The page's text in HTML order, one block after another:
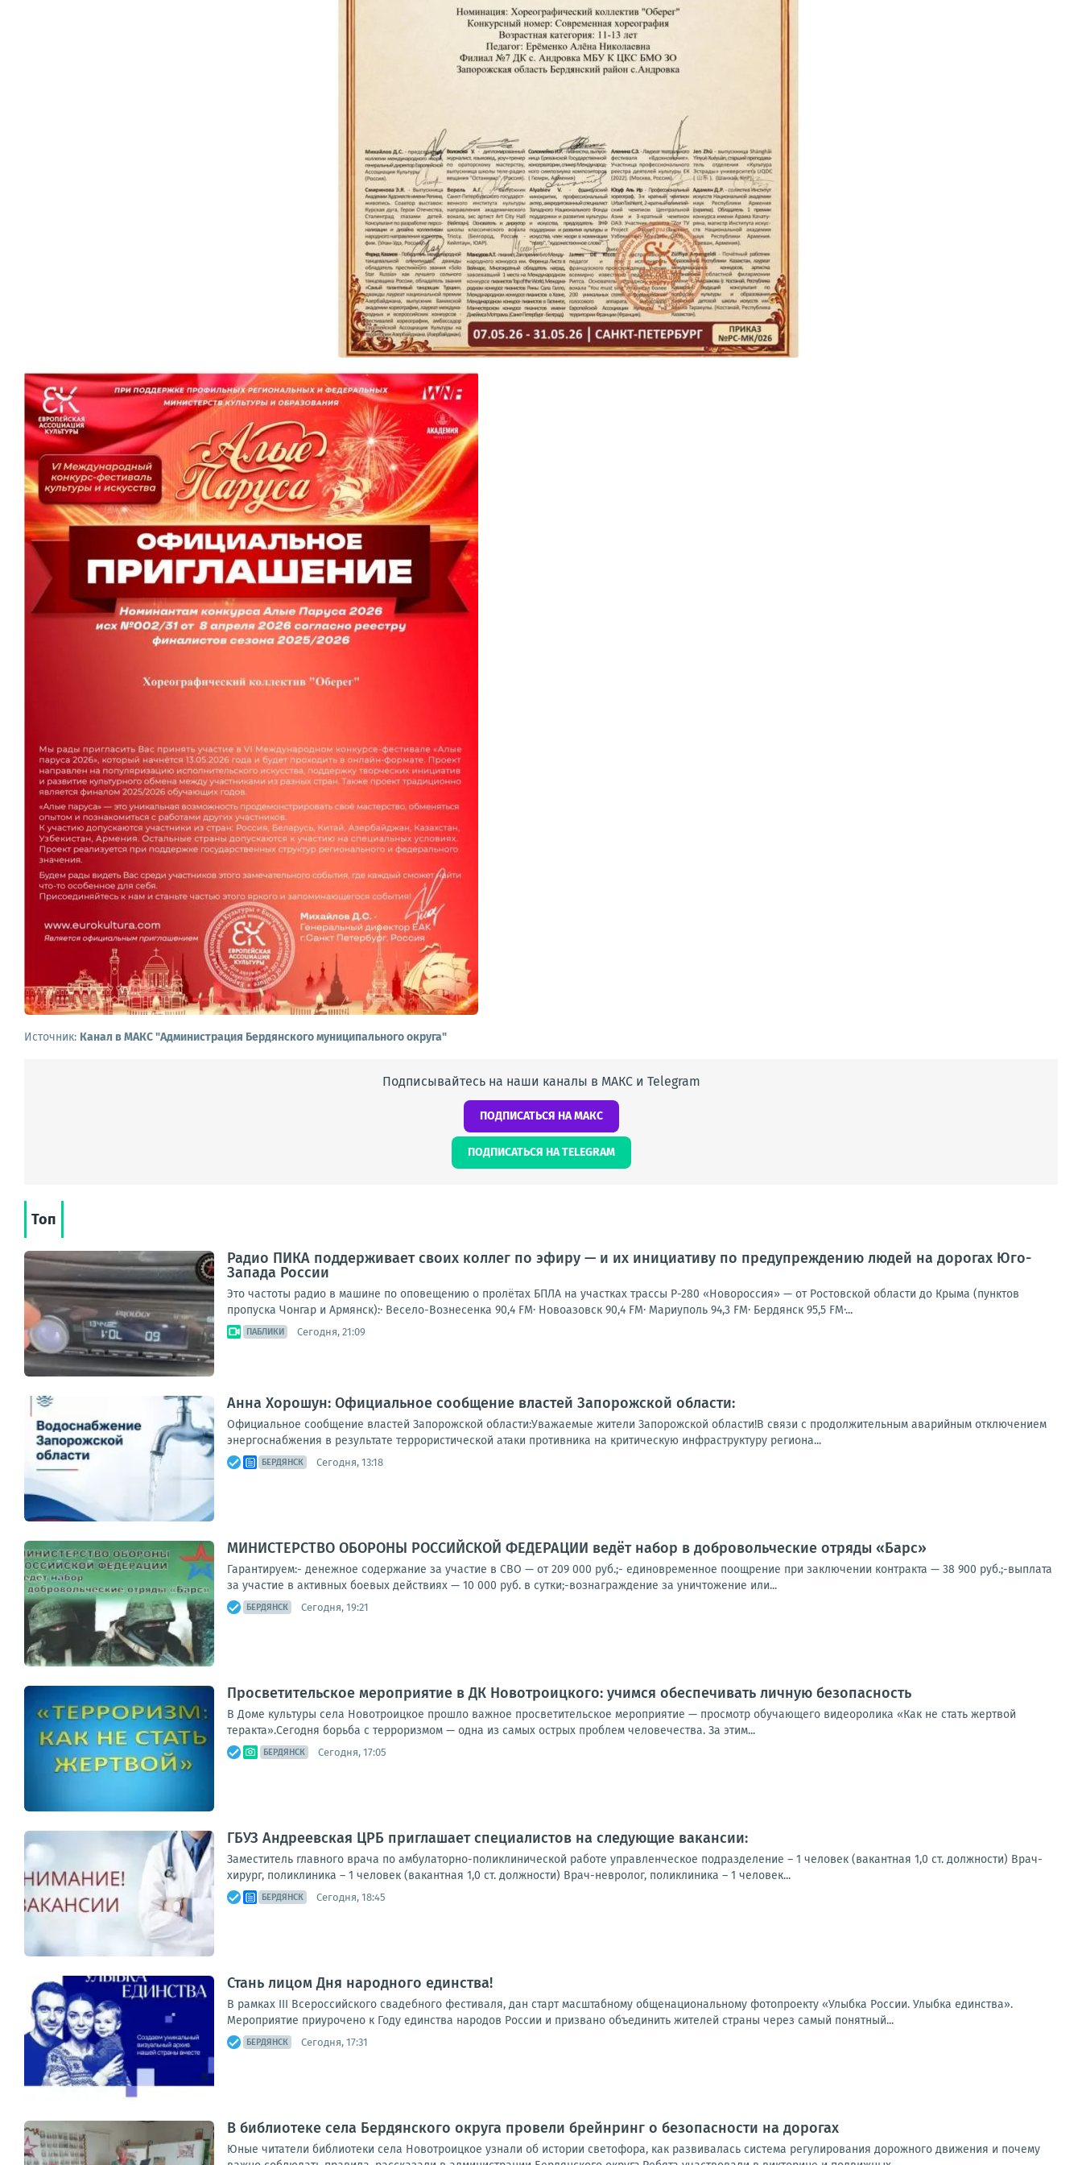
Источник: Канал в МАКС "Администрация Бердянского муниципального округа"
Подписывайтесь на наши каналы в МАКС и Telegram
ПОДПИСАТЬСЯ НА МАКС
ПОДПИСАТЬСЯ НА TELEGRAM
Топ
Радио ПИКА поддерживает своих коллег по эфиру — и их инициативу по предупреждению людей на дорогах Юго-
Запада России
Это частоты радио в машине по оповещению о пролётах БПЛА на участках трассы Р-280 «Новороссия» — от Ростовской области до Крыма (пунктов
пропуска Чонгар и Армянск):· Весело-Вознесенка 90,4 FM· Новоазовск 90,4 FM· Мариуполь 94,3 FM· Бердянск 95,5 FM·...
ПАБЛИКИ Сегодня, 21:09
Анна Хорошун: Официальное сообщение властей Запорожской области:
Официальное сообщение властей Запорожской области:Уважаемые жители Запорожской области!В связи с продолжительным аварийным отключением
энергоснабжения в результате террористической атаки противника на критическую инфраструктуру региона...
БЕРДЯНСК Сегодня, 13:18
МИНИСТЕРСТВО ОБОРОНЫ РОССИЙСКОЙ ФЕДЕРАЦИИ ведёт набор в добровольческие отряды «Барс»
Гарантируем:- денежное содержание за участие в СВО — от 209 000 руб.;- единовременное поощрение при заключении контракта — 38 900 руб.;-выплата
за участие в активных боевых действиях — 10 000 руб. в сутки;-вознаграждение за уничтожение или...
БЕРДЯНСК Сегодня, 19:21
Просветительское мероприятие в ДК Новотроицкого: учимся обеспечивать личную безопасность
В Доме культуры села Новотроицкое прошло важное просветительское мероприятие — просмотр обучающего видеоролика «Как не стать жертвой
теракта».Сегодня борьба с терроризмом — одна из самых острых проблем человечества. За этим...
БЕРДЯНСК Сегодня, 17:05
ГБУЗ Андреевская ЦРБ приглашает специалистов на следующие вакансии:
Заместитель главного врача по амбулаторно-поликлинической работе управленческое подразделение – 1 человек (вакантная 1,0 ст. должности) Врач-
хирург, поликлиника – 1 человек (вакантная 1,0 ст. должности) Врач-невролог, поликлиника – 1 человек...
БЕРДЯНСК Сегодня, 18:45
Стань лицом Дня народного единства!
В рамках III Всероссийского свадебного фестиваля, дан старт масштабному общенациональному фотопроекту «Улыбка России. Улыбка единства».
Мероприятие приурочено к Году единства народов России и призвано объединить жителей страны через самый понятный...
БЕРДЯНСК Сегодня, 17:31
В библиотеке села Бердянского округа провели брейнринг о безопасности на дорогах
Юные читатели библиотеки села Новотроицкое узнали об истории светофора, как развивалась система регулирования дорожного движения и почему